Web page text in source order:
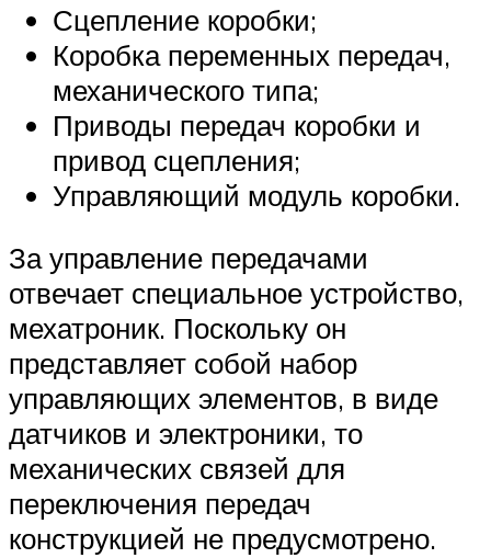
Сцепление коробки;
Коробка переменных передач,
механического типа;
Приводы передач коробки и
привод сцепления;
Управляющий модуль коробки.
За управление передачами
отвечает специальное устройство,
мехатроник. Поскольку он
представляет собой набор
управляющих элементов, в виде
датчиков и электроники, то
механических связей для
переключения передач
конструкцией не предусмотрено.